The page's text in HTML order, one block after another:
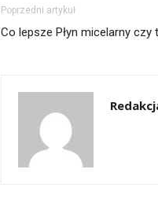
Poprzedni artykuł
Co lepsze Płyn micelarny czy